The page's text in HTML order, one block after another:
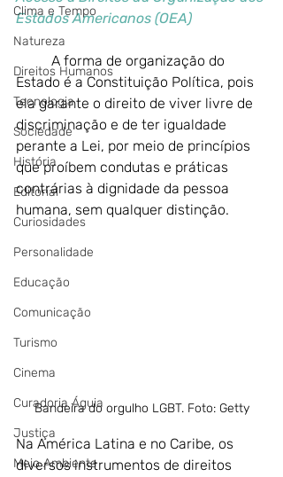
Clima e Tempo
Natureza
Direitos Humanos
Tecnologia
Sociedade
História
Editorial
Curiosidades
Personalidade
Educação
Comunicação
Turismo
Cinema
Curadoria Águia
Justiça
Meio Ambiente
Estados Americanos (OEA)
Estado é a Constituição Política, pois
ela garante o direito de viver livre de
discriminação e de ter igualdade
perante a Lei, por meio de princípios
que proíbem condutas e práticas
contrárias à dignidade da pessoa
humana, sem qualquer distinção.
Bandeira do orgulho LGBT. Foto: Getty
Na América Latina e no Caribe, os
diversos instrumentos de direitos